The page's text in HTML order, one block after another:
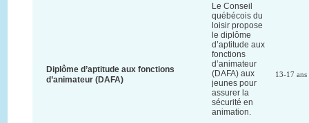
Diplôme d’aptitude aux fonctions
d’animateur (DAFA)
Le Conseil
québécois du
loisir propose
le diplôme
d’aptitude aux
fonctions
d’animateur
(DAFA) aux
jeunes pour
assurer la
sécurité en
animation.
13-17 ans